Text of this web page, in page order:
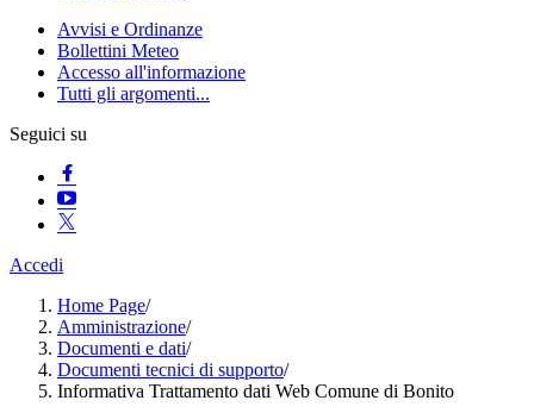
Avvisi e Ordinanze
Bollettini Meteo
Accesso all'informazione
Tutti gli argomenti...
Seguici su
Accedi
Home Page/
Amministrazione/
Documenti e dati/
Documenti tecnici di supporto/
Informativa Trattamento dati Web Comune di Bonito